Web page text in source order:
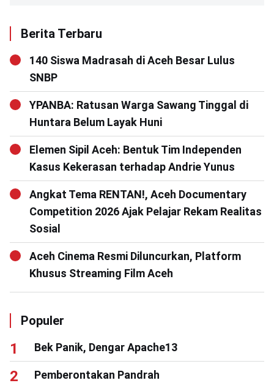
Berita Terbaru
140 Siswa Madrasah di Aceh Besar Lulus
SNBP
YPANBA: Ratusan Warga Sawang Tinggal di
Huntara Belum Layak Huni
Elemen Sipil Aceh: Bentuk Tim Independen
Kasus Kekerasan terhadap Andrie Yunus
Angkat Tema RENTAN!, Aceh Documentary
Competition 2026 Ajak Pelajar Rekam Realitas
Sosial
Aceh Cinema Resmi Diluncurkan, Platform
Khusus Streaming Film Aceh
Populer
Bek Panik, Dengar Apache13
Pemberontakan Pandrah